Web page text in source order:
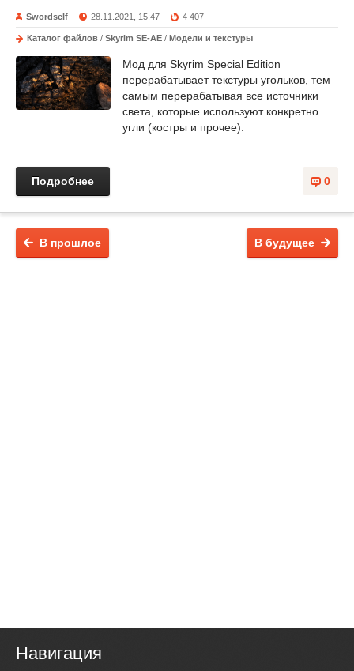
Swordself 28.11.2021, 15:47 4 407
Каталог файлов / Skyrim SE-AE / Модели и текстуры
Мод для Skyrim Special Edition
перерабатывает текстуры угольков, тем
самым перерабатывая все источники
света, которые используют конкретно
угли (костры и прочее).
0
Подробнее
В будущее
В прошлое
Навигация